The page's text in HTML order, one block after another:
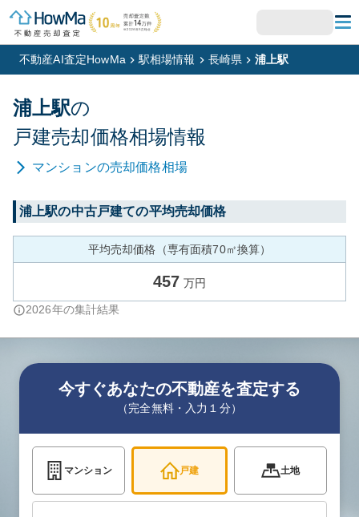
不動産AI査定HowMa 駅相場情報 長崎県 浦上駅
浦上駅の
戸建売却価格相場情報
マンションの売却価格相場
浦上駅の中古戸建ての平均売却価格
平均売却価格（専有面積70㎡換算）
457 万円
2026年の集計結果
今すぐあなたの不動産を査定する
（完全無料・入力１分）
マンション 戸建 土地